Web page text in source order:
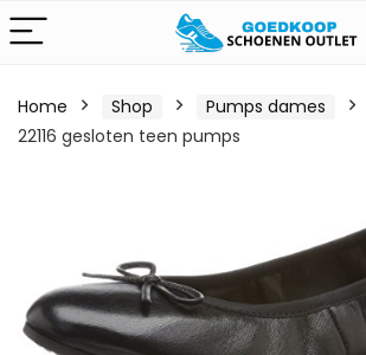
Home Shop Pumps dames
22116 gesloten teen pumps